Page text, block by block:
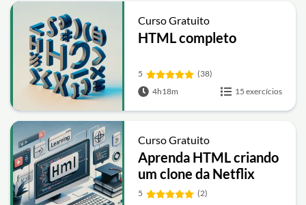
Curso Gratuito
HTML completo
5
(38)
4h18m
15 exercícios
Curso Gratuito
Aprenda HTML criando
um clone da Netflix
5
(2)